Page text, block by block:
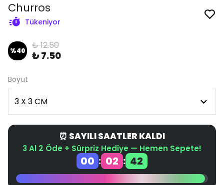
Churros
Tükeniyor
%40 ₺ 12.50
₺ 7.50
Boyut
⏰ SAYILI SAATLER KALDI
3 Al 2 Öde + Sürpriz Hediye — Hemen Sepete!
00 : 02 : 42